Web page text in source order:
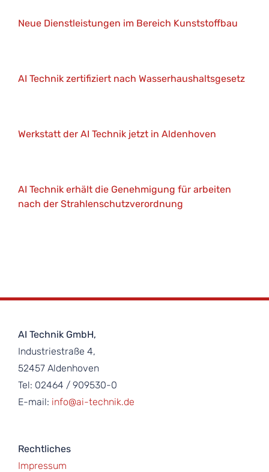
Neue Dienstleistungen im Bereich Kunststoffbau
AI Technik zertifiziert nach Wasserhaushaltsgesetz
Werkstatt der AI Technik jetzt in Aldenhoven
AI Technik erhält die Genehmigung für arbeiten
nach der Strahlenschutzverordnung
AI Technik GmbH,
Industriestraße 4,
52457 Aldenhoven
Tel: 02464 / 909530-0
E-mail: info@ai-technik.de
Rechtliches
Impressum